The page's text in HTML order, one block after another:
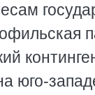
юго-